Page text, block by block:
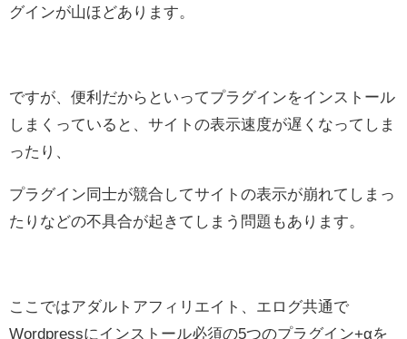
グインが山ほどあります。
ですが、便利だからといってプラグインをインストール
しまくっていると、サイトの表示速度が遅くなってしま
ったり、
プラグイン同士が競合してサイトの表示が崩れてしまっ
たりなどの不具合が起きてしまう問題もあります。
ここではアダルトアフィリエイト、エログ共通で
Wordpressにインストール必須の5つのプラグイン+αを